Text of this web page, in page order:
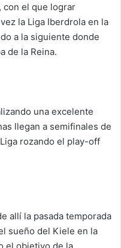
con el que lograr
la Liga Iberdrola en la
a la siguiente donde
de la Reina.
una excelente
llegan a semifinales de
rozando el play-off
allí la pasada temporada
sueño del Kiele en la